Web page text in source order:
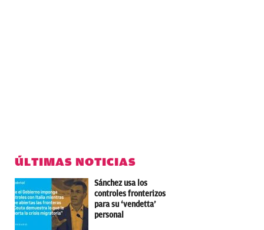
ÚLTIMAS NOTICIAS
Sánchez usa los
controles fronterizos
para su ‘vendetta’
personal